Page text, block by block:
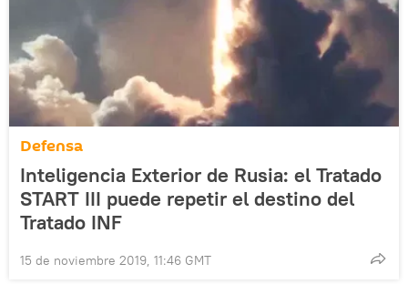
Defensa
Inteligencia Exterior de Rusia: el Tratado
START III puede repetir el destino del
Tratado INF
15 de noviembre 2019, 11:46 GMT